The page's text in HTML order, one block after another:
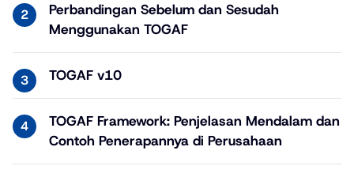
Perbandingan Sebelum dan Sesudah
Menggunakan TOGAF
TOGAF v10
TOGAF Framework: Penjelasan Mendalam dan
Contoh Penerapannya di Perusahaan